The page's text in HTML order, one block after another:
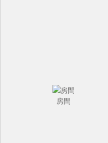
房間